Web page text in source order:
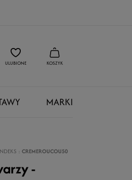
ULUBIONE KOSZYK
MARKI
CREMEROUCOU50
-